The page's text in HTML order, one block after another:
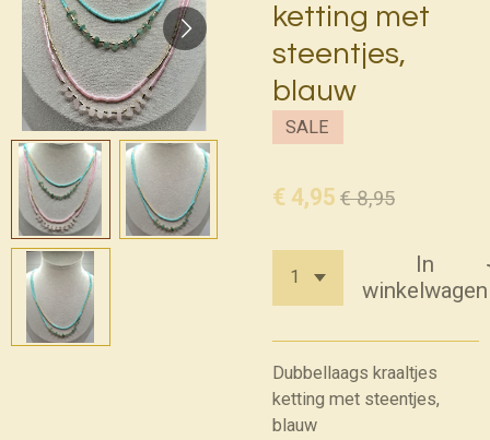
ketting met
steentjes,
blauw
SALE
€ 4,95 € 8,95
In
winkelwagen
Dubbellaags kraaltjes
ketting met steentjes,
blauw